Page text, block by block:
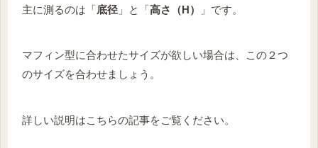
主に測るのは「底径 」と「高さ（H） 」です。
マフィン型に合わせたサイズが欲しい場合は、この２つ
のサイズを合わせましょう。
詳しい説明はこちらの記事をご覧ください。